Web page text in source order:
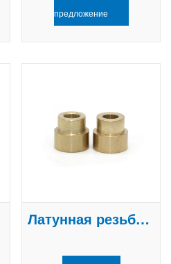
предложение
Латунная резьбовая втулка